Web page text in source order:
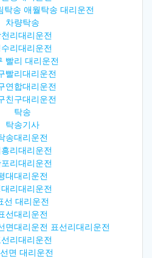
탁송 애월탁송 대리운전
차량탁송
리대리운전
리대리운전
빨리 대리운전
빨리대리운전
연합대리운전
친구대리운전
탁송
탁송기사
송대리운전
리대리운전
리대리운전
대대리운전
리대리운전
선 대리운전
선대리운전
면대리운전 표선리대리운전
리대리운전
면 대리운전